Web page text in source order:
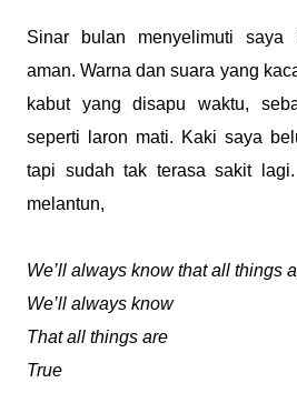
Sinar bulan menyelimuti saya
aman. Warna dan suara yang
kabut yang disapu waktu,
seperti laron mati. Kaki saya
tapi sudah tak terasa sakit
melantun,
We’ll always know that all things
We’ll always know
That all things are
True